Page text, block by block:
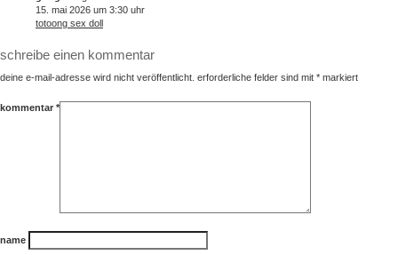
15. mai 2026 um 3:30 uhr
totoong sex doll
schreibe einen kommentar
deine e-mail-adresse wird nicht veröffentlicht. erforderliche felder sind mit * markiert
kommentar *
name